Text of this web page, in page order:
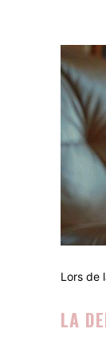
Lors de
LA